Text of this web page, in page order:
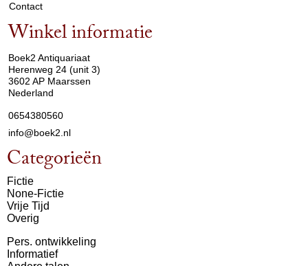
Contact
Winkel informatie
Boek2 Antiquariaat
Herenweg 24 (unit 3)
3602 AP Maarssen
Nederland
0654380560
info@boek2.nl
Categorieën
Fictie
None-Fictie
Vrije Tijd
Overig
Pers. ontwikkeling
Informatief